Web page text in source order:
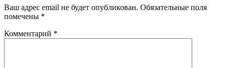
Ваш адрес email не будет опубликован. Обязательные поля
помечены *
Комментарий *